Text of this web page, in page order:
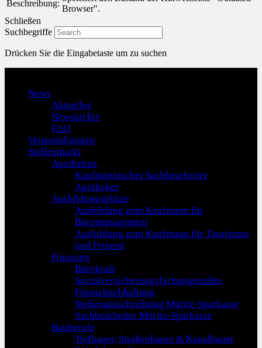
Beschreibung:
Browser".
Schließen
Suchbegriffe
Drücken Sie die Eingabetaste um zu suchen
News
Aktuelles
Newsarchiv
FAQ
Veranstaltungen
Stellenmarkt
Apotheken
Kaufmännischer Sachbearbeiter
Apotheker
Ausbildungsplätze
Ausbildung zum Kaufmann für
Büromanagement
Ausbildung zum Kaufmann für Tourismus
und Freizeit
Finanzen
Bürokraft
Sozialversicherungsfachangestellte
Finanzbuchhaltung
Stellenausschreibung Müritz-Sparkasse
Sachbearbeiter Müritz-Sparkasse
Bauberufe
Tiefbauer, Straßenbauer & Kanalbauer